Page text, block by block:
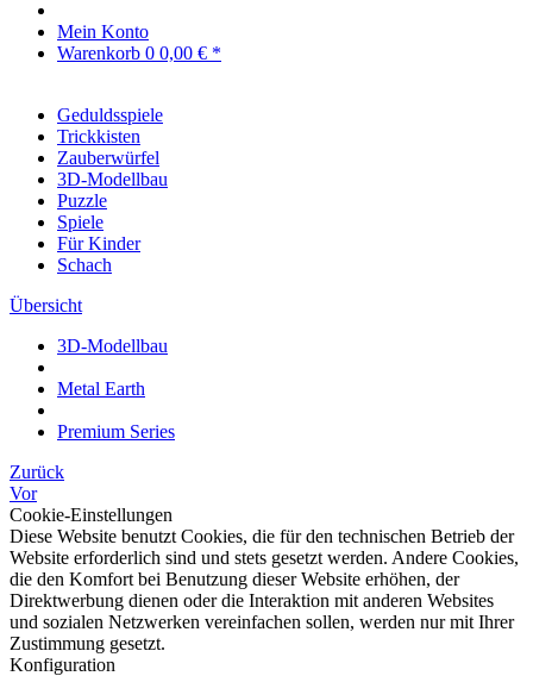
Mein Konto
Warenkorb 0 0,00 € *
Geduldsspiele
Trickkisten
Zauberwürfel
3D-Modellbau
Puzzle
Spiele
Für Kinder
Schach
Übersicht
3D-Modellbau
Metal Earth
Premium Series
Zurück
Vor
Cookie-Einstellungen
Diese Website benutzt Cookies, die für den technischen Betrieb der
Website erforderlich sind und stets gesetzt werden. Andere Cookies,
die den Komfort bei Benutzung dieser Website erhöhen, der
Direktwerbung dienen oder die Interaktion mit anderen Websites
und sozialen Netzwerken vereinfachen sollen, werden nur mit Ihrer
Zustimmung gesetzt.
Konfiguration